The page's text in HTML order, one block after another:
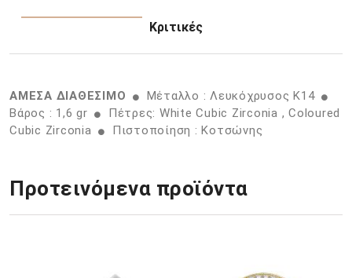
Κριτικές
ΑΜΕΣΑ ΔΙΑΘΕΣΙΜΟ
Μέταλλο : Λευκόχρυσος K14
Βάρος : 1,6 gr
Πέτρες: White Cubic Zirconia , Coloured
Cubic Zirconia
Πιστοποίηση : Κοτσώνης
Προτεινόμενα προϊόντα